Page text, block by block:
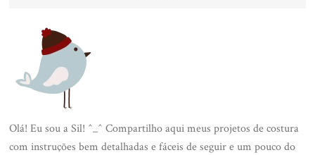
Olá! Eu sou a Sil! ^_^ Compartilho aqui meus projetos de costura
com instruções bem detalhadas e fáceis de seguir e um pouco do